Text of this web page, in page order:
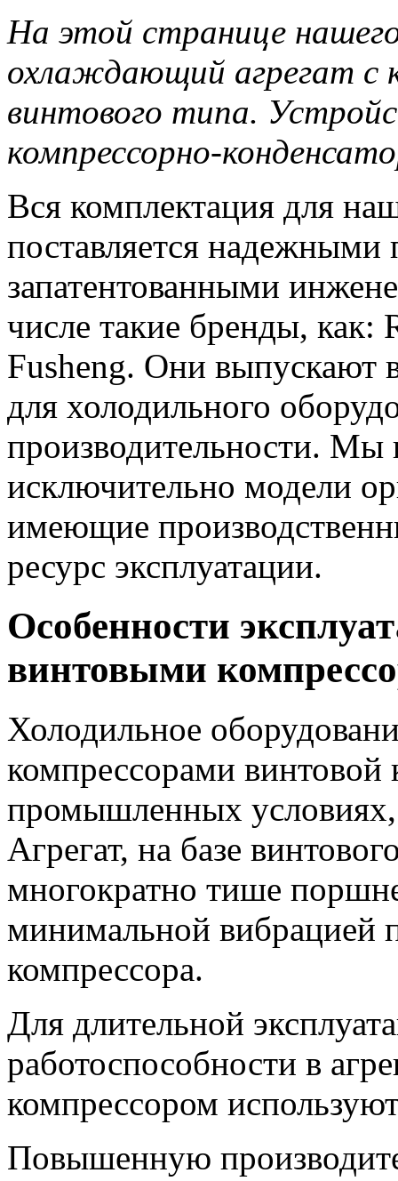
На этой странице
охлаждающий агрегат с
винтового типа.
компрессорно-
Вся комплектация для
поставляется надежными
запатентованными
числе такие бренды,
Fusheng. Они выпускают
для холодильного
производительности. Мы
исключительно модели
имеющие
ресурс эксплуатации.
Особенности
винтовыми
Холодильное
компрессорами винтовой
промышленных условиях,
Агрегат, на базе
многократно тише
минимальной вибрацией
компрессора.
Для длительной
работоспособности в
компрессором
Повышенную